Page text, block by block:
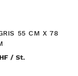
55 CM X 78
/St.